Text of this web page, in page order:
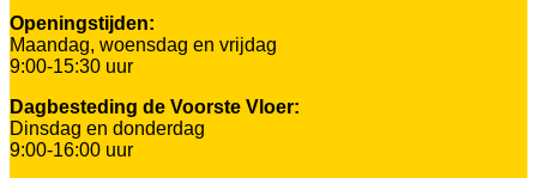
Openingstijden:
Maandag, woensdag en vrijdag
9:00-15:30 uur
Dagbesteding de Voorste Vloer:
Dinsdag en donderdag
9:00-16:00 uur